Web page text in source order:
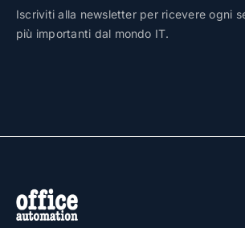
Iscriviti alla newsletter per ricevere ogni
più importanti dal mondo IT.